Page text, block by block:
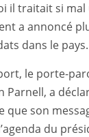
il traitait si mal
a annoncé
dans le pays.
le porte-
Parnell, a
que son
du